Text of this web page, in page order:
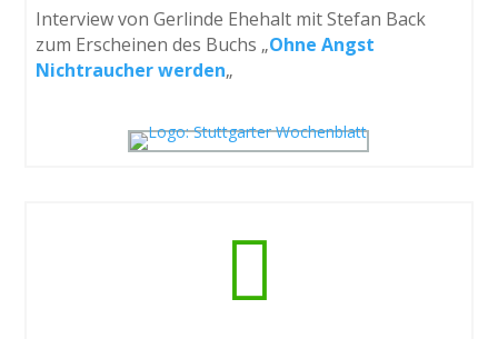
Interview von Gerlinde Ehehalt mit Stefan Back
zum Erscheinen des Buchs „Ohne Angst
Nichtraucher werden„
